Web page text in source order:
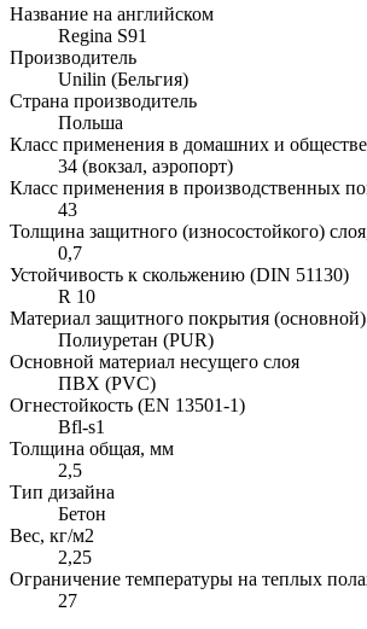
Название на английском
Regina S91
Производитель
Unilin (Бельгия)
Страна производитель
Польша
Класс применения в домашних и
34 (вокзал, аэропорт)
Класс применения в производственных
43
Толщина защитного (износостойкого)
0,7
Устойчивость к скольжению (DIN 51130)
R 10
Материал защитного покрытия (основной)
Полиуретан (PUR)
Основной материал несущего слоя
ПВХ (PVC)
Огнестойкость (EN 13501-1)
Bfl-s1
Толщина общая, мм
2,5
Тип дизайна
Бетон
Вес, кг/м2
2,25
Ограничение температуры на теплых
27